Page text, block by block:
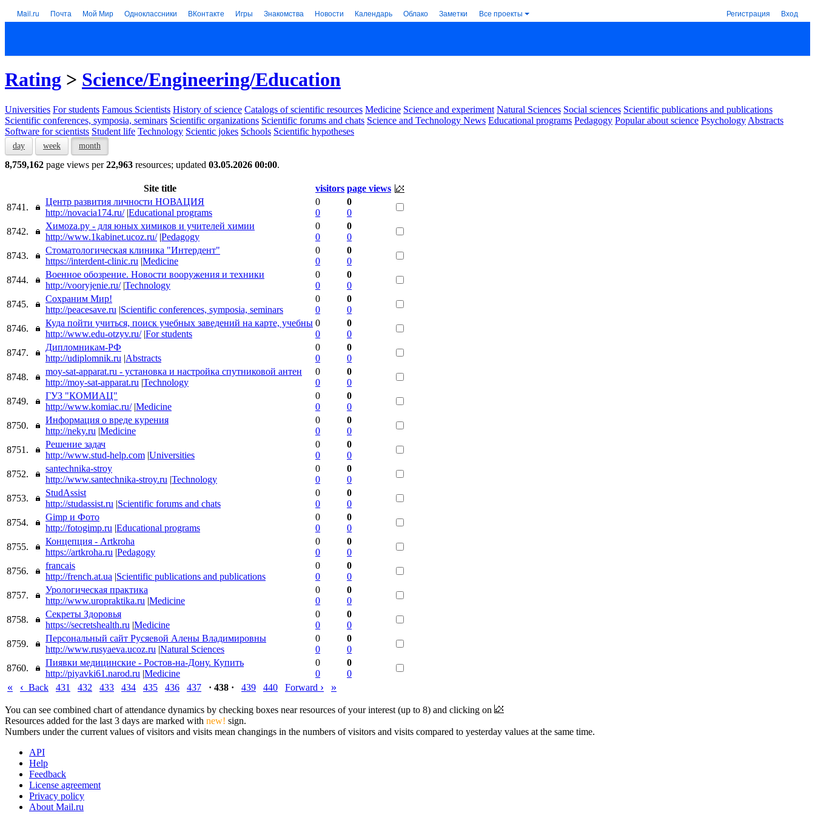
Mail.ru Почта Мой Мир Одноклассники ВКонтакте Игры Знакомства Новости Календарь Облако Заметки Все проекты Регистрация Вход
Rating > Science/Engineering/Education
Universities For students Famous Scientists History of science Catalogs of scientific resources Medicine Science and experiment Natural Sciences Social sciences Scientific publications and publications
Scientific conferences, symposia, seminars Scientific organizations Scientific forums and chats Science and Technology News Educational programs Pedagogy Popular about science Psychology Abstracts
Software for scientists Student life Technology Scientic jokes Schools Scientific hypotheses
day week month
8,759,162 page views per22,963 resources; updated 03.05.2026 00:00.
Site title visitors page views
8741.
Центр развития личности НОВАЦИЯ
http://novacia174.ru/ |Educational programs
0
0
0
0
8742.
Химоzа.ру - для юных химиков и учителей химии
http://www.1kabinet.ucoz.ru/ |Pedagogy
0
0
0
0
8743.
Стоматологическая клиника "Интердент"
https://interdent-clinic.ru |Medicine
0
0
0
0
8744.
Военное обозрение. Новости вооружения и техники
http://vooryjenie.ru/ |Technology
0
0
0
0
8745.
Сохраним Мир!
http://peacesave.ru |Scientific conferences, symposia, seminars
0
0
0
0
8746.
Куда пойти учиться, поиск учебных заведений на карте, учебны
http://www.edu-otzyv.ru/ |For students
0
0
0
0
8747.
Дипломникам-РФ
http://udiplomnik.ru |Abstracts
0
0
0
0
8748.
moy-sat-apparat.ru - установка и настройка спутниковой антен
http://moy-sat-apparat.ru |Technology
0
0
0
0
8749.
ГУЗ "КОМИАЦ"
http://www.komiac.ru/ |Medicine
0
0
0
0
8750.
Информация о вреде курения
http://neky.ru |Medicine
0
0
0
0
8751.
Решение задач
http://www.stud-help.com |Universities
0
0
0
0
8752.
santechnika-stroy
http://www.santechnika-stroy.ru |Technology
0
0
0
0
8753.
StudAssist
http://studassist.ru |Scientific forums and chats
0
0
0
0
8754.
Gimp и Фото
http://fotogimp.ru |Educational programs
0
0
0
0
8755.
Концепция - Artkroha
https://artkroha.ru |Pedagogy
0
0
0
0
8756.
francais
http://french.at.ua |Scientific publications and publications
0
0
0
0
8757.
Урологическая практика
http://www.uropraktika.ru |Medicine
0
0
0
0
8758.
Секреты Здоровья
https://secretshealth.ru |Medicine
0
0
0
0
8759.
Персональный сайт Русяевой Алены Владимировны
http://www.rusyaeva.ucoz.ru |Natural Sciences
0
0
0
0
8760.
Пиявки медицинские - Ростов-на-Дону. Купить
http://piyavki61.narod.ru |Medicine
0
0
0
0
« ‹ Back 431 432 433 434 435 436 437 · 438 · 439 440 Forward › »
You can see combined chart of attendance dynamics by checking boxes near resources of your interest (up to 8) and clicking on
Resources added for the last 3 days are marked with new! sign.
Numbers under the current values of visitors and visits mean changings in the numbers of visitors and visits compared to yesterday values at the same time.
API
Help
Feedback
License agreement
Privacy policy
About Mail.ru